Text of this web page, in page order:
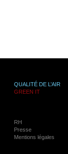
QUALITÉ DE L’AIR
GREEN IT
RH
Presse
Mentions légales